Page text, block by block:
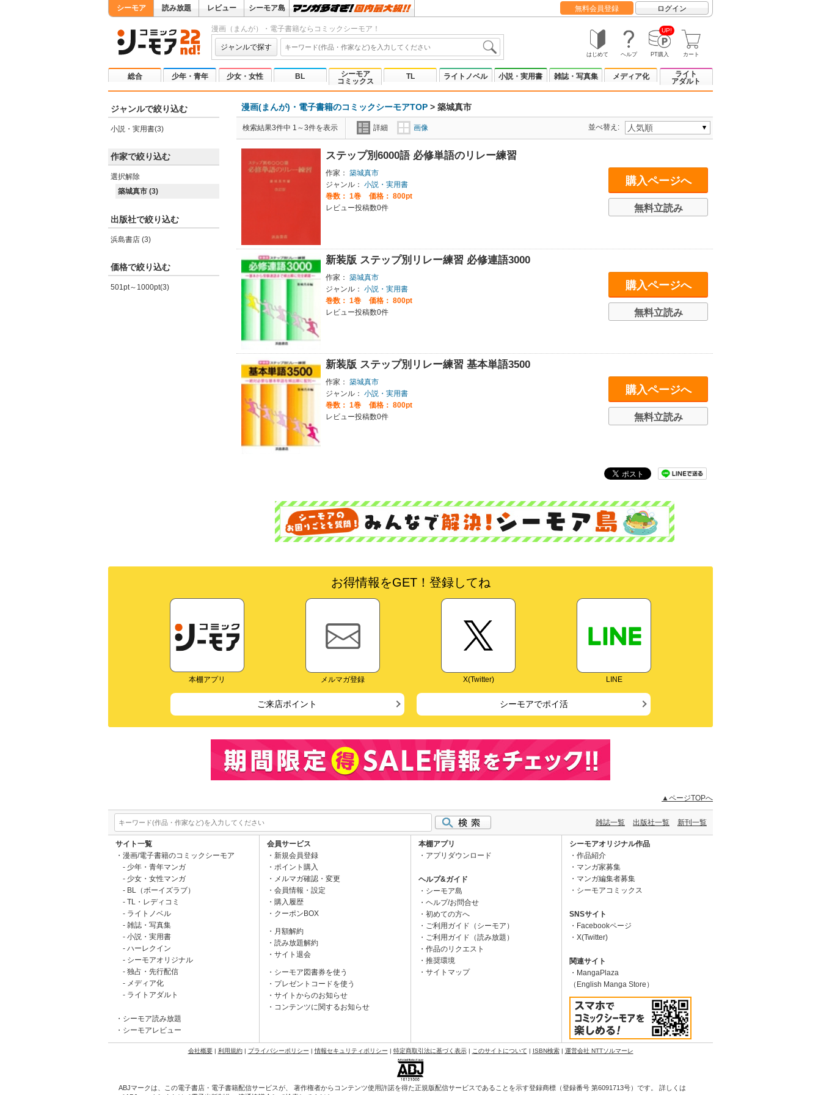
シーモア 読み放題 レビュー シーモア島 無料会員登録 ログイン
漫画（まんが）・電子書籍ならコミックシーモア！
ジャンルで探す
はじめて ヘルプ
UP!
PT購入 カート
総合 少年・青年 少女・女性 BL
シーモア
コミックス
TL ライトノベル 小説・実用書 雑誌・写真集 メディア化
ライト
アダルト
ジャンルで絞り込む
小説・実用書(3)
作家で絞り込む
選択解除
築城真市 (3)
出版社で絞り込む
浜島書店 (3)
価格で絞り込む
501pt～1000pt(3)
漫画(まんが)・電子書籍のコミックシーモアTOP > 築城真市
検索結果3件中 1～3件を表示 詳細 画像 並べ替え:
ステップ別6000語 必修単語のリレー練習
作家： 築城真市
ジャンル： 小説・実用書
巻数： 1巻
価格： 800pt
レビュー投稿数0件
購入ページへ
無料立読み
新装版 ステップ別リレー練習 必修連語3000
作家： 築城真市
ジャンル： 小説・実用書
巻数： 1巻
価格： 800pt
レビュー投稿数0件
購入ページへ
無料立読み
新装版 ステップ別リレー練習 基本単語3500
作家： 築城真市
ジャンル： 小説・実用書
巻数： 1巻
価格： 800pt
レビュー投稿数0件
購入ページへ
無料立読み
お得情報をGET！登録してね
本棚アプリ メルマガ登録 X(Twitter) LINE
ご来店ポイント シーモアでポイ活
▲ページTOPへ
雑誌一覧 出版社一覧 新刊一覧
サイト一覧
漫画/電子書籍のコミックシーモア
少年・青年マンガ
少女・女性マンガ
BL（ボーイズラブ）
TL・レディコミ
ライトノベル
雑誌・写真集
小説・実用書
ハーレクイン
シーモアオリジナル
独占・先行配信
メディア化
ライトアダルト
シーモア読み放題
シーモアレビュー
会員サービス
新規会員登録
ポイント購入
メルマガ確認・変更
会員情報・設定
購入履歴
クーポンBOX
月額解約
読み放題解約
サイト退会
シーモア図書券を使う
プレゼントコードを使う
サイトからのお知らせ
コンテンツに関するお知らせ
本棚アプリ
アプリダウンロード
ヘルプ&ガイド
シーモア島
ヘルプ/お問合せ
初めての方へ
ご利用ガイド（シーモア）
ご利用ガイド（読み放題）
作品のリクエスト
推奨環境
サイトマップ
シーモアオリジナル作品
作品紹介
マンガ家募集
マンガ編集者募集
シーモアコミックス
SNSサイト
Facebookページ
X(Twitter)
関連サイト
MangaPlaza
（English Manga Store）
会社概要| 利用規約| プライバシーポリシー | 情報セキュリティポリシー | 特定商取引法に基づく表示| このサイトについて | ISBN検索| 運営会社 NTTソルマーレ
ABJマークは、この電子書店・電子書籍配信サービスが、 著作権者からコンテンツ使用許諾を得た正規版配信サービスであることを示す登録商標（登録番号 第6091713号）です。 詳しくは